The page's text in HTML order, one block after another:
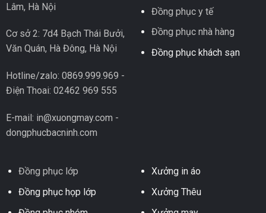
Lâm, Hà Nội
Cơ sở 2: 7d4 Bạch Thái Bưởi,
Văn Quán, Hà Đông, Hà Nội
Hotline/zalo: 0869.999.969 -
Điện Thoai: 02462 969 555
E-mail: in@xuongmay.com -
dongphucbacninh.com
Đồng phục y tế
Đồng phục nhà hàng
Đồng phục khách sạn
Đồng phục lớp
Đồng phục họp lớp
Xưởng in áo
Xưởng Thêu